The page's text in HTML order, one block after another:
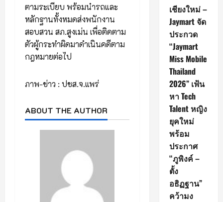
ตามระเบียบ พร้อมนำรถและ
หลักฐานทั้งหมดส่งพนักงาน
สอบสวน สภ.สูงเม่น เพื่อติดตาม
ตัวผู้กระทำผิดมาดำเนินคดีตาม
กฎหมายต่อไป
ภาพ-ข่าว : ปชส.จ.แพร่
ABOUT THE AUTHOR
เชียงใหม่ –
Jaymart จัด
ประกวด
“Jaymart
Miss Mobile
Thailand
2026” เฟ้น
หา Tech
Talent หญิง
ยุคใหม่
พร้อม
ประกาศ
“ภูพิงค์ –
ตั้ง
อธิฏฐาน”
คว้ามง